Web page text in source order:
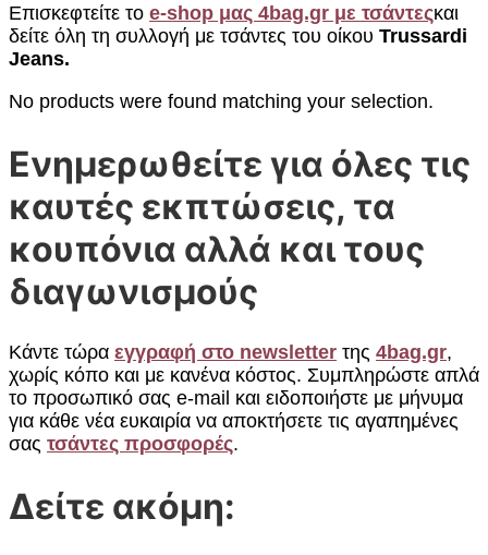
Επισκεφτείτε το e-shop μας 4bag.gr με τσάντεςκαι
δείτε όλη τη συλλογή με τσάντες του οίκου Trussardi
Jeans.
No products were found matching your selection.
Ενημερωθείτε για όλες τις
καυτές εκπτώσεις, τα
κουπόνια αλλά και τους
διαγωνισμούς
Κάντε τώρα εγγραφή στο newsletter της 4bag.gr,
χωρίς κόπο και με κανένα κόστος. Συμπληρώστε απλά
το προσωπικό σας e-mail και ειδοποιήστε με μήνυμα
για κάθε νέα ευκαιρία να αποκτήσετε τις αγαπημένες
σας τσάντες προσφορές.
Δείτε ακόμη: